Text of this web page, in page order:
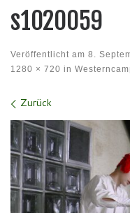
s1020059
Veröffentlicht am 8.
1280 × 720 in
Bilder Navigation
Zurück